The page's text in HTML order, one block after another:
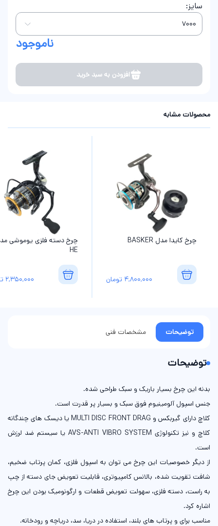
سایز:
ناموجود
افزودن به سبد خرید
محصولات مشابه
چرخ کایدا مدل BASKER
4,800,000 تومان
چرخ دسته فلزی یوموشی
HE
2,350,000
توضیحات مشخصات فنی
توضیحات
بدنه این چرخ بسیار باریک و سبک طراحی شده.
جنس اسپول آلومینیوم فوق سبک و بسیار پر قدرت است.
کلاچ دارای گیربکس و MULTI DISC FRONT DRAG یا دیسک های چندگانه
کلاچ و نیز تکنولوژی AVS-ANTI VIBRO SYSTEM یا سیستم ضد لرزش
است.
از دیگر خصوصیات این چرخ می توان به اسپول فلزی، کمان پرتاب ضخیم،
شافت تقویت شده، بالانس کامپیوتری، قابلیت تعویض جای دسته از چپ
به راست، دسته فلزی، سهولت تعویض قطعات و ارگونومیک بودن این چرخ
اشاره کرد.
مناسب برای و پرتاب های بلند، استفاده در دریا، سد، دریاچه و رودخانه.‌‌